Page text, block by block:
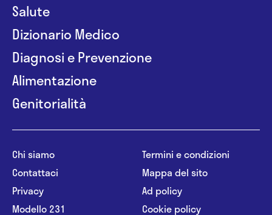
Salute
Dizionario Medico
Diagnosi e Prevenzione
Alimentazione
Genitorialità
Chi siamo
Contattaci
Privacy
Modello 231
Termini e condizioni
Mappa del sito
Ad policy
Cookie policy